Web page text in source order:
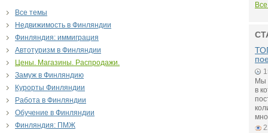
Все темы
Недвижимость в Финляндии
Финляндия: иммиграция
Автотуризм в Финляндии
Цены. Магазины. Распродажи.
Замуж в Финляндию
Курорты Финляндии
Работа в Финляндии
Обучение в Финляндии
Финляндия: ПМЖ
Мы
в